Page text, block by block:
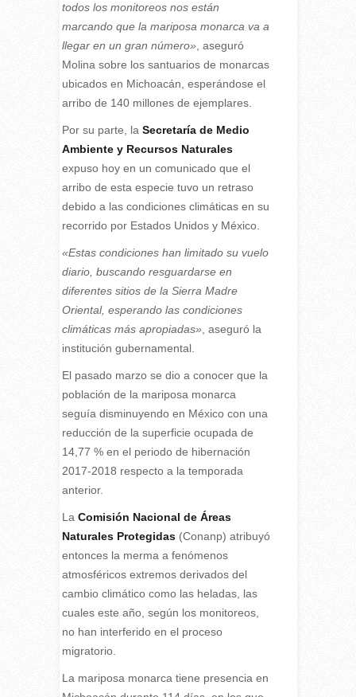
todos los monitoreos nos están
marcando que la mariposa monarca va a
llegar en un gran número» , aseguró
Molina sobre los santuarios de monarcas
ubicados en Michoacán, esperándose el
arribo de 140 millones de ejemplares.
Por su parte, la Secretaría de Medio
Ambiente y Recursos Naturales
expuso hoy en un comunicado que el
arribo de esta especie tuvo un retraso
debido a las condiciones climáticas en su
recorrido por Estados Unidos y México.
«Estas condiciones han limitado su vuelo
diario, buscando resguardarse en
diferentes sitios de la Sierra Madre
Oriental, esperando las condiciones
climáticas más apropiadas» , aseguró la
institución gubernamental.
El pasado marzo se dio a conocer que la
población de la mariposa monarca
seguía disminuyendo en México con una
reducción de la superficie ocupada de
14,77 % en el periodo de hibernación
2017-2018 respecto a la temporada
anterior.
La Comisión Nacional de Áreas
Naturales Protegidas(Conanp) atribuyó
entonces la merma a fenómenos
atmosféricos extremos derivados del
cambio climático como las heladas, las
cuales este año, según los monitoreos,
no han interferido en el proceso
migratorio.
La mariposa monarca tiene presencia en